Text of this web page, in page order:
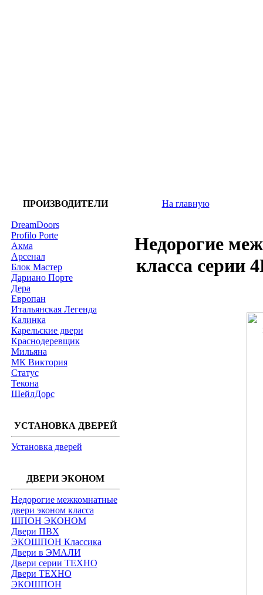
ПРОИЗВОДИТЕЛИ
DreamDoors
Profilo Porte
Акма
Арсенал
Блок Мастер
Дариано Порте
Дера
Европан
Итальянская Легенда
Калинка
Карельские двери
Краснодеревщик
Мильяна
МК Виктория
Статус
Текона
ШейлДорс
УСТАНОВКА ДВЕРЕЙ
Установка дверей
ДВЕРИ ЭКОНОМ
Недорогие межкомнатные
двери эконом класса
ШПОН ЭКОНОМ
Двери ПВХ
ЭКОШПОН Классика
Двери в ЭМАЛИ
Двери серии ТЕХНО
Двери ТЕХНО
ЭКОШПОН
На главную
Недорогие
класса серии